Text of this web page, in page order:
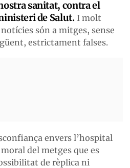
sanitat, contra el
de Salut.I molt
són a mitges, sense
estrictament falses.
envers l’hospital
del metges que es
de rèplica ni